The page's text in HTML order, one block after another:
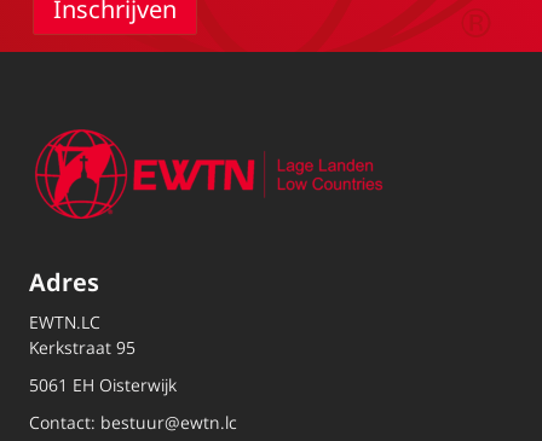
Adres
EWTN.LC
Kerkstraat 95
5061 EH Oisterwijk
Contact: bestuur@ewtn.lc